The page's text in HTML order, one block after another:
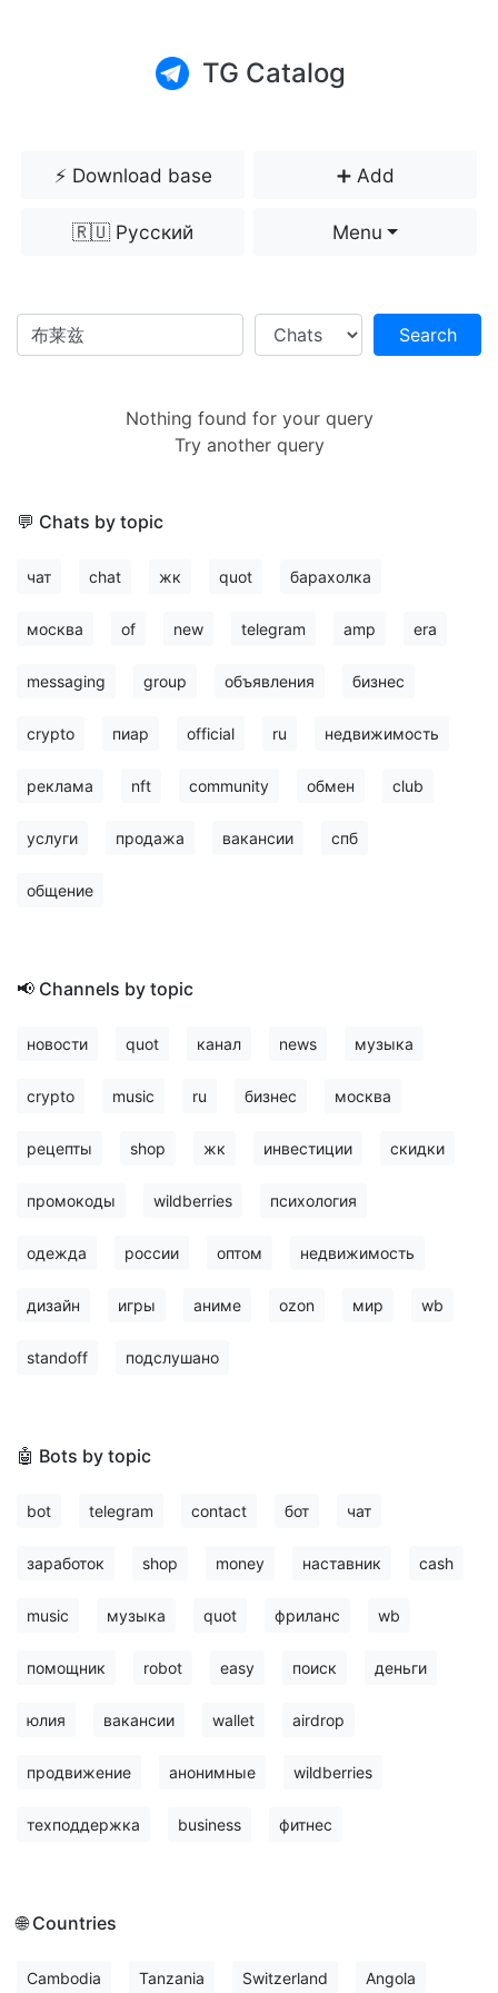
TG Catalog
⚡️ Download base ➕ Add
🇷🇺 Русский Menu
Search
Nothing found for your query
Try another query
💬 Chats by topic
чат chat жк quot барахолка
москва of new telegram amp era
messaging group объявления бизнес
crypto пиар official ru недвижимость
реклама nft community обмен club
услуги продажа вакансии спб
общение
📢 Channels by topic
новости quot канал news музыка
crypto music ru бизнес москва
рецепты shop жк инвестиции скидки
промокоды wildberries психология
одежда россии оптом недвижимость
дизайн игры аниме ozon мир wb
standoff подслушано
🤖 Bots by topic
bot telegram contact бот чат
заработок shop money наставник cash
music музыка quot фриланс wb
помощник robot easy поиск деньги
юлия вакансии wallet airdrop
продвижение анонимные wildberries
техподдержка business фитнес
🌐 Countries
Cambodia Tanzania Switzerland Angola